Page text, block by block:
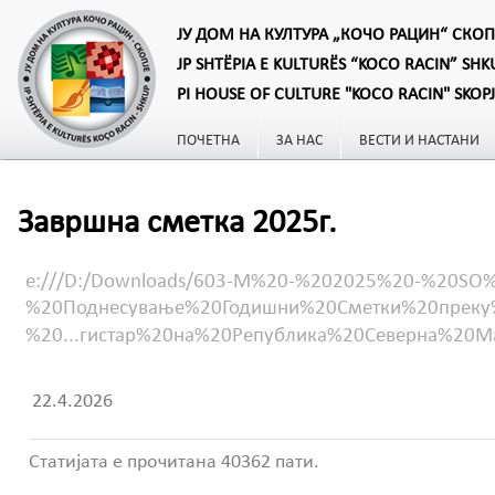
ЈУ ДОМ НА КУЛТУРА „КОЧО РАЦИН“
JP SHTËPIA E KULTURËS “KOCO RACIN”
PI HOUSE OF CULTURE "KOCO RACIN"
ПОЧЕТНА ЗА НАС ВЕСТИ И НАСТАНИ
Завршна сметка 2025г.
e:///D:/Downloads/603-M%20-%202025%20-
22.4.2026
Статијата е прочитана 40362 пати.